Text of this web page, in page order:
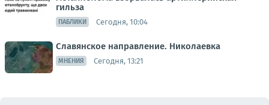
гильза
ПАБЛИКИ Сегодня, 10:04
Славянское направление. Николаевка
МНЕНИЯ Сегодня, 13:21